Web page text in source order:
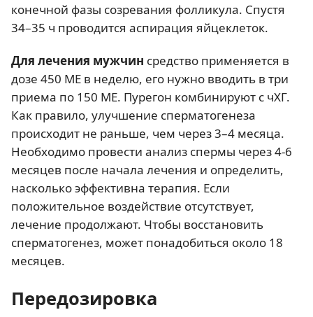
конечной фазы созревания фолликула. Спустя
34–35 ч проводится аспирация яйцеклеток.
Для лечения мужчин средство применяется в
дозе 450 МЕ в неделю, его нужно вводить в три
приема по 150 МЕ. Пурегон комбинируют с чХГ.
Как правило, улучшение сперматогенеза
происходит не раньше, чем через 3–4 месяца.
Необходимо провести анализ спермы через 4-6
месяцев после начала лечения и определить,
насколько эффективна терапия. Если
положительное воздействие отсутствует,
лечение продолжают. Чтобы восстановить
сперматогенез, может понадобиться около 18
месяцев.
Передозировка